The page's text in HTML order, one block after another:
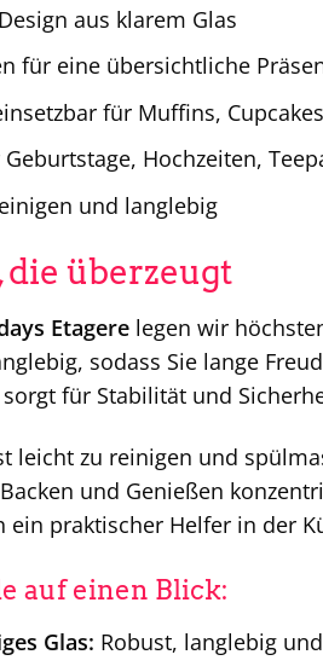
aus klarem Glas
für eine übersichtliche
für Muffins,
Hochzeiten,
und langlebig
die überzeugt
Etagere legen wir
sodass Sie lange
für Stabilität und
leicht zu reinigen und
und Genießen
ein praktischer Helfer in der
auf einen Blick:
Glas: Robust, langlebig